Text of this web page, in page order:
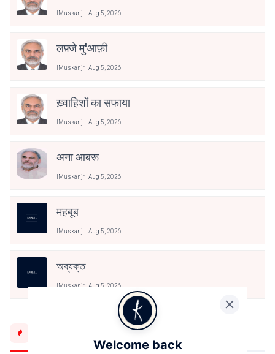
IMuskanj Aug 5, 2026
लफ़्जे मु'आफ़ी
IMuskanj Aug 5, 2026
ख़्वाहिशों का सफाया
IMuskanj Aug 5, 2026
अना आबरू
IMuskanj Aug 5, 2026
महबूब
IMuskanj Aug 5, 2026
অব্যক্ত
IMuskanj Aug 5, 2026
Welcome back